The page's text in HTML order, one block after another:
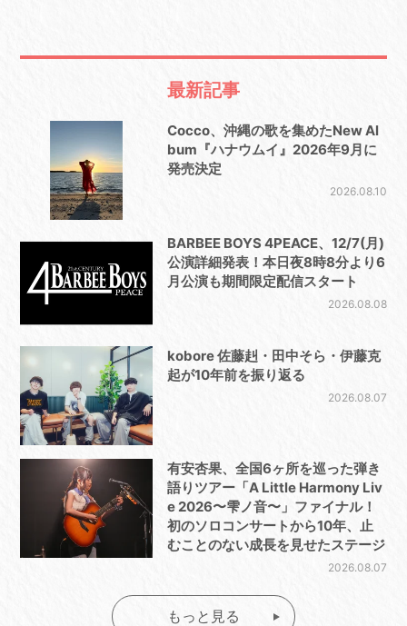
最新記事
Cocco、沖縄の歌を集めたNew Al
bum『ハナウムイ』2026年9月に
発売決定
2026.08.10
BARBEE BOYS 4PEACE、12/7(月)
公演詳細発表！本日夜8時8分より6
月公演も期間限定配信スタート
2026.08.08
kobore 佐藤赳・田中そら・伊藤克
起が10年前を振り返る
2026.08.07
有安杏果、全国6ヶ所を巡った弾き
語りツアー「A Little Harmony Liv
e 2026〜雫ノ音〜」ファイナル！
初のソロコンサートから10年、止
むことのない成長を見せたステージ
2026.08.07
もっと見る